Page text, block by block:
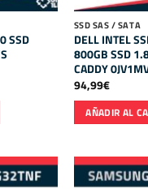
SSD
SSD SAS / SATA
DELL INTEL
800GB SSD
CADDY
94,99€
AÑADIR AL